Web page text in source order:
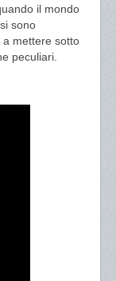
il mondo
sono
mettere sotto
peculiari.